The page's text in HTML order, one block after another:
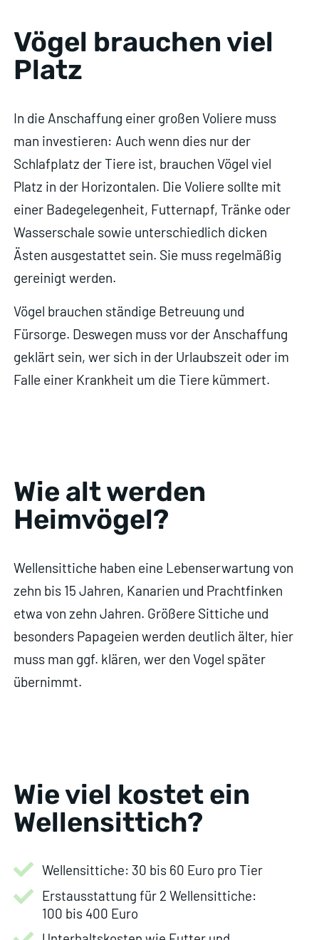
Vögel brauchen viel
Platz
In die Anschaffung einer großen Voliere muss
man investieren: Auch wenn dies nur der
Schlafplatz der Tiere ist, brauchen Vögel viel
Platz in der Horizontalen. Die Voliere sollte mit
einer Badegelegenheit, Futternapf, Tränke oder
Wasserschale sowie unterschiedlich dicken
Ästen ausgestattet sein. Sie muss regelmäßig
gereinigt werden.
Vögel brauchen ständige Betreuung und
Fürsorge. Deswegen muss vor der Anschaffung
geklärt sein, wer sich in der Urlaubszeit oder im
Falle einer Krankheit um die Tiere kümmert.
Wie alt werden
Heimvögel?
Wellensittiche haben eine Lebenserwartung von
zehn bis 15 Jahren, Kanarien und Prachtfinken
etwa von zehn Jahren. Größere Sittiche und
besonders Papageien werden deutlich älter, hier
muss man ggf. klären, wer den Vogel später
übernimmt.
Wie viel kostet ein
Wellensittich?
Wellensittiche: 30 bis 60 Euro pro Tier
Erstausstattung für 2 Wellensittiche:
100 bis 400 Euro